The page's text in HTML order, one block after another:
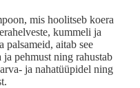
mis hoolitseb koera
kummeli ja
palsameid, aitab see
pehmust ning rahustab
ja nahatüüpidel ning